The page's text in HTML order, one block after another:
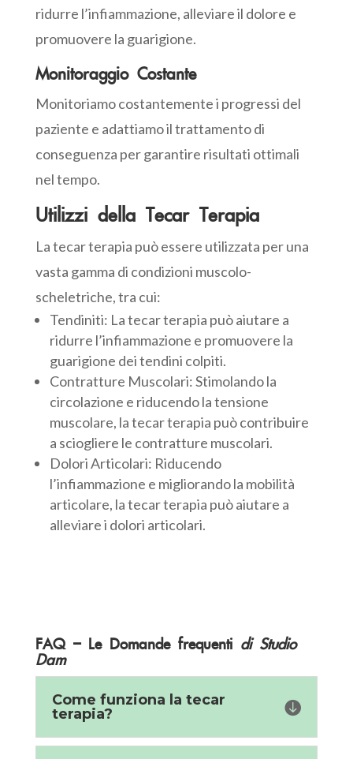
ridurre l’infiammazione, alleviare il dolore e
promuovere la guarigione.
Monitoraggio Costante
Monitoriamo costantemente i progressi del
paziente e adattiamo il trattamento di
conseguenza per garantire risultati ottimali
nel tempo.
Utilizzi della Tecar Terapia
La tecar terapia può essere utilizzata per una
vasta gamma di condizioni muscolo-
scheletriche, tra cui:
Tendiniti: La tecar terapia può aiutare a
ridurre l’infiammazione e promuovere la
guarigione dei tendini colpiti.
Contratture Muscolari: Stimolando la
circolazione e riducendo la tensione
muscolare, la tecar terapia può contribuire
a sciogliere le contratture muscolari.
Dolori Articolari: Riducendo
l’infiammazione e migliorando la mobilità
articolare, la tecar terapia può aiutare a
alleviare i dolori articolari.
FAQ – Le Domande frequenti di Studio
Dam
Come funziona la tecar
terapia?
